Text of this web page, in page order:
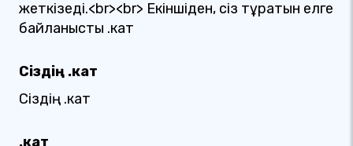
жеткізеді.<br><br> Екіншіден, сіз тұратын елге
байланысты .кат
Сіздің .кат
Сіздің .кат
.кат